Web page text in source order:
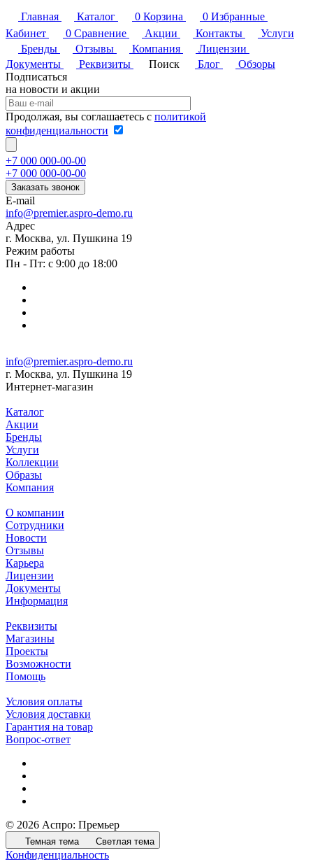
Главная Каталог 0 Корзина 0 Избранные
Кабинет
0 Сравнение Акции Контакты
Услуги
Бренды
Отзывы Компания
Лицензии
Документы
Реквизиты Поиск Блог
Обзоры
Подписаться
на новости и акции
Продолжая, вы соглашаетесь с политикой
конфиденциальности
+7 000 000-00-00
+7 000 000-00-00
Заказать звонок
E-mail
info@premier.aspro-demo.ru
Адрес
г. Москва, ул. Пушкина 19
Режим работы
Пн - Пт: с 9:00 до 18:00
info@premier.aspro-demo.ru
г. Москва, ул. Пушкина 19
Интернет-магазин
Каталог
Акции
Бренды
Услуги
Коллекции
Образы
Компания
О компании
Сотрудники
Новости
Отзывы
Карьера
Лицензии
Документы
Информация
Реквизиты
Магазины
Проекты
Возможности
Помощь
Условия оплаты
Условия доставки
Гарантия на товар
Вопрос-ответ
© 2026 Аспро: Премьер
Темная тема Светлая тема
Конфиденциальность